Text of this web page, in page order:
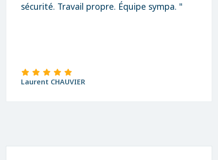
Travail propre. Équipe sympa. "
CHAUVIER